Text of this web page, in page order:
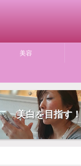
美容
美白を目指す！